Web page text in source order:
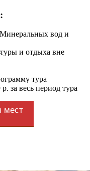
вод и
и отдыха вне
тура
за весь период тура
мест